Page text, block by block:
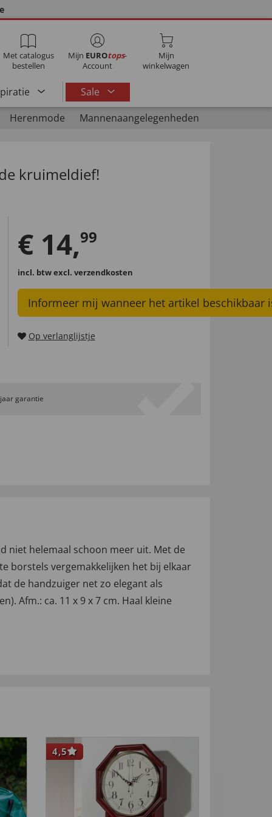
Met catalogus
bestellen
Mijn EUROtops-
Account
Mijn
winkelwagen
Sale
Herenmode Mannenaangelegenheden
kruimeldief!
€ 14,99
incl. btwexcl. verzendkosten
Informeer mij wanneer het artikel beschikbaar
Op verlanglijstje
garantie
niet helemaal schoon meer uit. Met de
borstels vergemakkelijken het bij elkaar
de handzuiger net zo elegant als
Afm.: ca. 11 x 9 x 7 cm. Haal kleine
4,5